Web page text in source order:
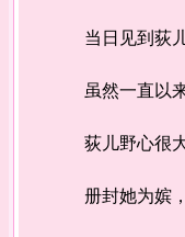
当日见到荻儿
虽然一直以来
荻儿野心很大
册封她为嫔，